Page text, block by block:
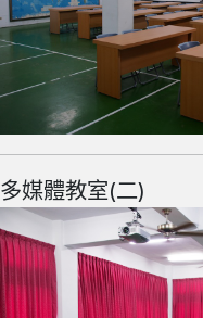
多媒體教室(二)